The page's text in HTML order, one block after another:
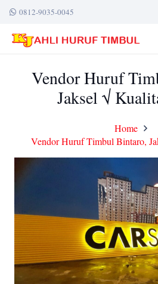
0812-9035-0045
Vendor Huruf
Jaksel √
Home
Vendor Huruf Timbul Bintaro,